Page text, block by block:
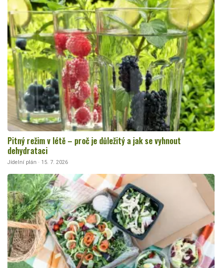
Pitný režim v létě – proč je důležitý a jak se vyhnout
dehydrataci
Jídelní plán · 15. 7. 2026